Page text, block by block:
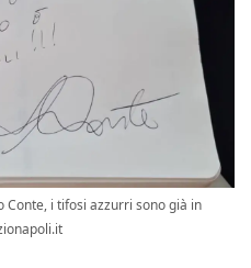
i tifosi azzurri sono già in